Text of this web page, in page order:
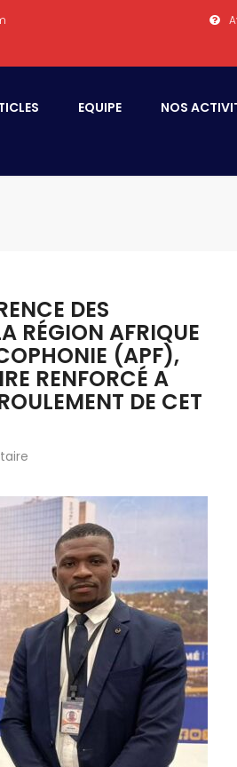
EQUIPE NOS
DES
RÉGION AFRIQUE
(APF),
RENFORCÉ A
DE CET